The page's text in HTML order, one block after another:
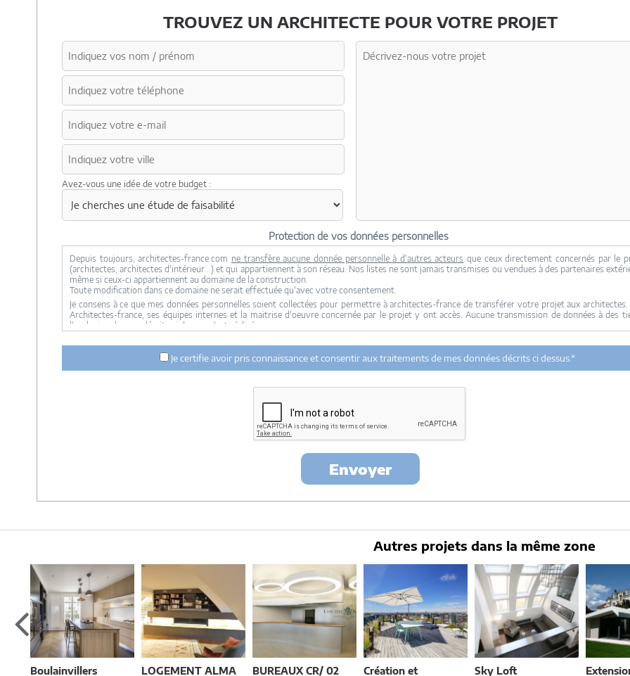
TROUVEZ UN ARCHITECTE POUR VOTRE PROJET
Avez-vous une idée de votre budget :
Protection de vos données personnelles
Depuis toujours, architectes-france.com ne transfère aucune donnée personnelle à d'autres acteurs que ceux directement concernés par le
(architectes, architectes d'intérieur...) et qui appartiennent à son réseau. Nos listes ne sont jamais transmises ou vendues à des partenaires
même si ceux-ci appartiennent au domaine de la construction.
Toute modification dans ce domaine ne serait effectuée qu'avec votre consentement.
Je consens à ce que mes données personnelles soient collectées pour permettre à architectes-france de transférer votre projet aux architectes.
Architectes-france, ses équipes internes et la maitrise d'oeuvre concernée par le projet y ont accès. Aucune transmission de données à des
l'exclusion de ceux décrits ci dessus n'est réalisée.
Les données sont conservées pendant une durée de 18 mois courant à partir des derniers contacts effectifs entre architectes-france et
loi « informatique et libertés », vous pouvez exercer votre droit d'accès aux données vous concernant et les faire
Je certifie avoir pris connaissance et consentir aux traitements de mes données décrits ci dessus.*
Envoyer
Autres projets dans la même zone
Boulainvillers LOGEMENT ALMA BUREAUX CR/ 02 Création et Sky Loft